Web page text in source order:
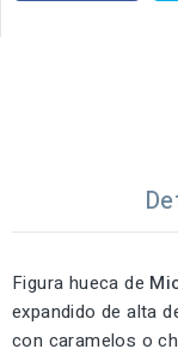
Figura hueca de
expandido de alta
con caramelos o